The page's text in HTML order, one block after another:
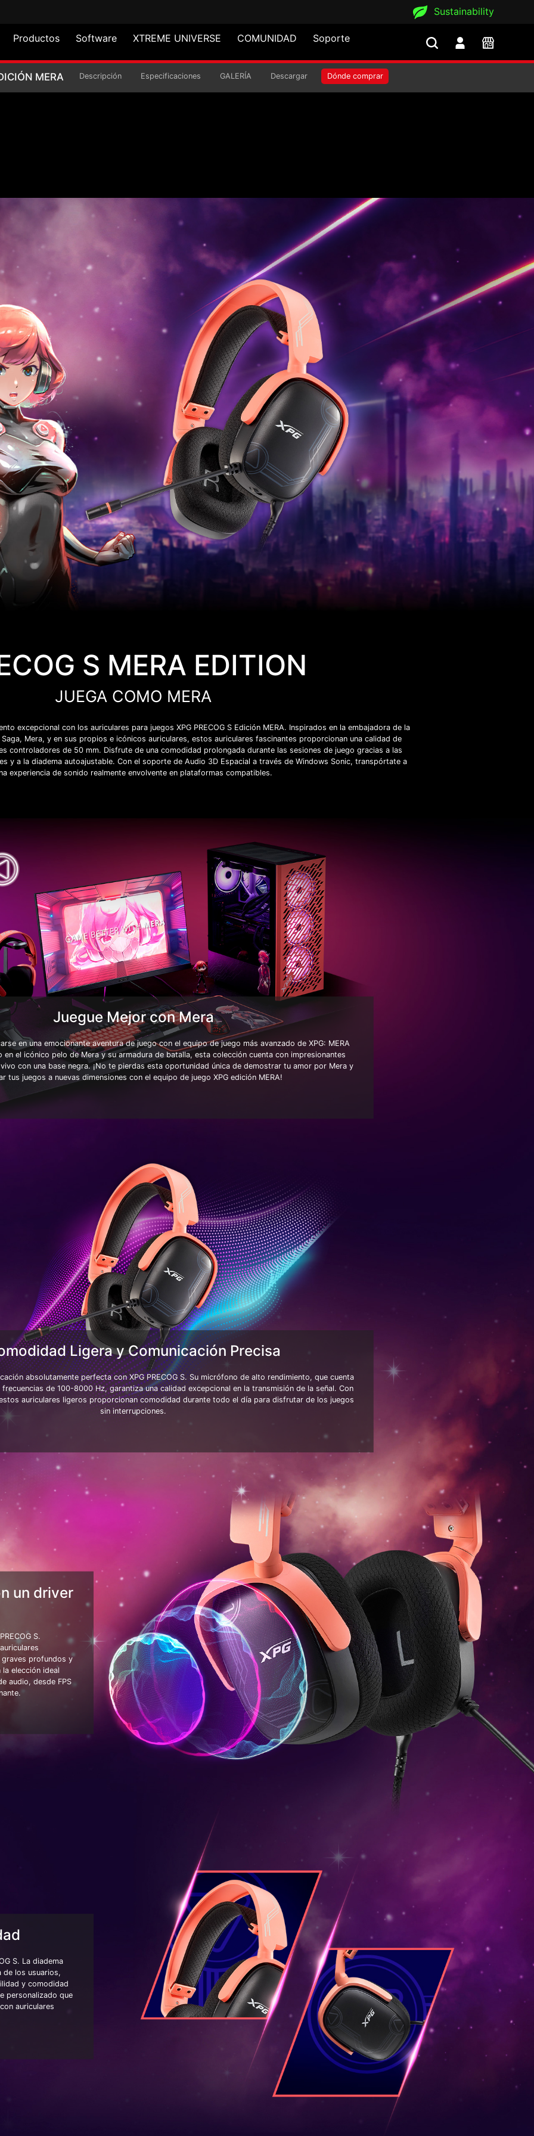
Sustainability
Productos Software XTREME UNIVERSE COMUNIDAD Soporte
JUEGOS PRECOG S EDICIÓN MERA
MERA Descripción Especificaciones GALERÍA Descargar Dónde comprar
S MERA EDITION
JUEGA COMO MERA
excepcional con los auriculares para juegos XPG PRECOG S Edición MERA. Inspirados en la embajadora de la
Mera, y en sus propios e icónicos auriculares, estos auriculares fascinantes proporcionan una calidad de
controladores de 50 mm. Disfrute de una comodidad prolongada durante las sesiones de juego gracias a las
y a la diadema autoajustable. Con el soporte de Audio 3D Espacial a través de Windows Sonic, transpórtate a
experiencia de sonido realmente envolvente en plataformas compatibles.
Juegue Mejor con Mera
en una emocionante aventura de juego con el equipo de juego más avanzado de XPG: MERA
en el icónico pelo de Mera y su armadura de batalla, esta colección cuenta con impresionantes
con una base negra. ¡No te pierdas esta oportunidad única de demostrar tu amor por Mera y
tus juegos a nuevas dimensiones con el equipo de juego XPG edición MERA!
Ligera y Comunicación Precisa
absolutamente perfecta con XPG PRECOG S. Su micrófono de alto rendimiento, que cuenta
frecuencias de 100-8000 Hz, garantiza una calidad excepcional en la transmisión de la señal. Con
auriculares ligeros proporcionan comodidad durante todo el día para disfrutar de los juegos
sin interrupciones.
un driver
S.
profundos y
elección ideal
audio, desde FPS
S. La diadema
de los usuarios,
y comodidad
personalizado que
auriculares